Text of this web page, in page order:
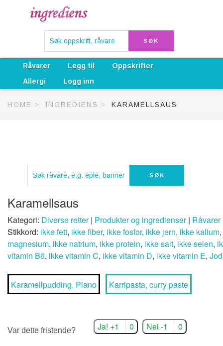
Råvarer Legg til
Oppskrifter
Allergi
Logg inn
HOME INGREDIENS KARAMELLSAUS
Karamellsaus
Kategori: Diverse retter| Produkter og ingredienser| Råvarer
Stikkord: ikke fett, ikke fiber, ikke fosfor, ikke jern, ikke kalium,
magnesium, ikke natrium, ikke protein, ikke salt, ikke selen,
vitamin B6, ikke vitamin C, ikke vitamin D, ikke vitamin E, Jod
Karamellpudding, Piano Karripasta, curry paste
Var dette fristende? Ja! +1 0 Nei -1 0